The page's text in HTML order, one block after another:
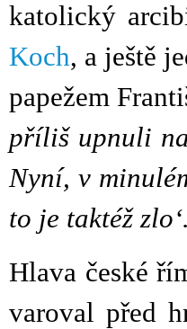
katolický
Koch, a ještě
papežem
příliš upnuli
Nyní, v
to je taktéž
Hlava české
varoval před